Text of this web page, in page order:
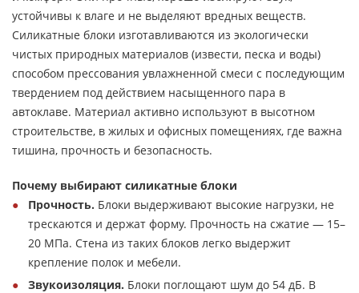
устойчивы к влаге и не выделяют вредных веществ.
Силикатные блоки изготавливаются из экологически
чистых природных материалов (извести, песка и воды)
способом прессования увлажненной смеси с последующим
твердением под действием насыщенного пара в
автоклаве. Материал активно используют в высотном
строительстве, в жилых и офисных помещениях, где важна
тишина, прочность и безопасность.
Почему выбирают силикатные блоки
Прочность. Блоки выдерживают высокие нагрузки, не
трескаются и держат форму. Прочность на сжатие — 15–
20 МПа. Стена из таких блоков легко выдержит
крепление полок и мебели.
Звукоизоляция. Блоки поглощают шум до 54 дБ. В